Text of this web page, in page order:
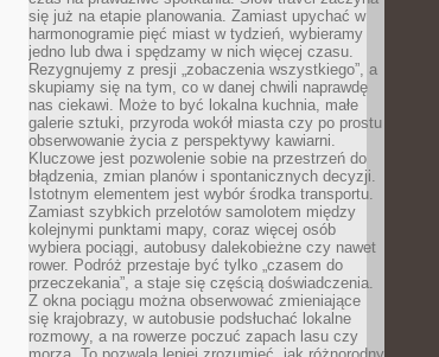
się już na etapie planowania. Zamiast upychać w
harmonogramie pięć miast w tydzień, wybieramy
jedno lub dwa i spędzamy w nich więcej czasu.
Rezygnujemy z presji „zobaczenia wszystkiego”, a
skupiamy się na tym, co w danej chwili naprawdę
nas ciekawi. Może to być lokalna kuchnia, małe
galerie sztuki, przyroda wokół miasta czy po prostu
obserwowanie życia z perspektywy kawiarni.
Kluczowe jest pozwolenie sobie na przestrzeń do
błądzenia, zmian planów i spontanicznych decyzji.
Istotnym elementem jest wybór środka transportu.
Zamiast szybkich przelotów samolotem między
kolejnymi punktami mapy, coraz więcej osób
wybiera pociągi, autobusy dalekobieżne czy nawet
rower. Podróż przestaje być tylko „czasem do
przeczekania”, a staje się częścią doświadczenia.
Z okna pociągu można obserwować zmieniające
się krajobrazy, w autobusie podsłuchać lokalne
rozmowy, a na rowerze poczuć zapach lasu czy